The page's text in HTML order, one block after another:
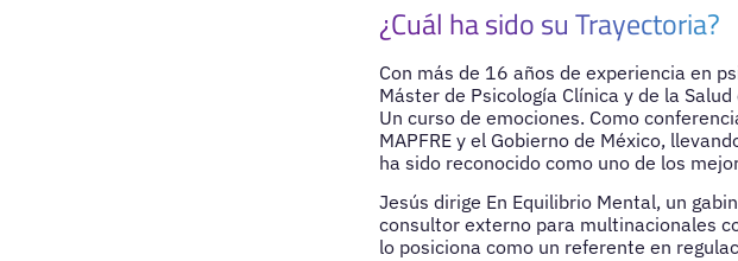
¿Cuál ha sido su Trayectoria?
Con más de 16 años de experiencia en
Máster de Psicología Clínica y de la
Un curso de emociones. Como
MAPFRE y el Gobierno de México,
ha sido reconocido como uno de los
Jesús dirige En Equilibrio Mental, un
consultor externo para multinacionales
lo posiciona como un referente en